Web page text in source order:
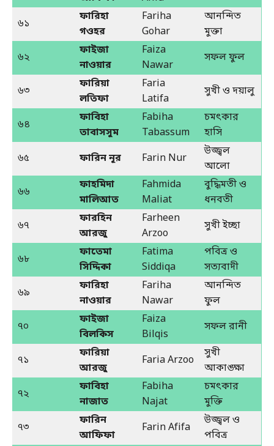
৬১
ফারিহা
গওহর
Fariha
Gohar
আনন্দিত
মুক্তা
৬২
ফাইজা
নাওয়ার
Faiza
Nawar
সফল ফুল
৬৩
ফারিয়া
লতিফা
Faria
Latifa
সুখী ও দয়ালু
৬৪
ফাবিহা
তাবাসসুম
Fabiha
Tabassum
চমৎকার
হাসি
৬৫
ফারিন নূর Farin Nur
উজ্জ্বল
আলো
৬৬
ফাহমিদা
মালিআত
Fahmida
Maliat
বুদ্ধিমতী ও
ধনবতী
৬৭
ফারহিন
আরজু
Farheen
Arzoo
সুখী ইচ্ছা
৬৮
ফাতেমা
সিদ্দিকা
Fatima
Siddiqa
পবিত্র ও
সত্যবাদী
৬৯
ফারিহা
নাওয়ার
Fariha
Nawar
আনন্দিত
ফুল
৭০
ফাইজা
বিলকিস
Faiza
Bilqis
সফল রানী
৭১
ফারিয়া
আরজু
Faria Arzoo
সুখী
আকাঙ্ক্ষা
৭২
ফাবিহা
নাজাত
Fabiha
Najat
চমৎকার
মুক্তি
৭৩
ফারিন
আফিফা
Farin Afifa
উজ্জ্বল ও
পবিত্র